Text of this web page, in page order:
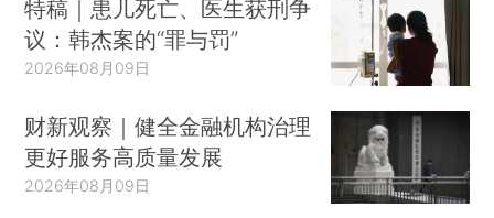
特稿｜患儿死亡、医生获刑争
议：韩杰案的“罪与罚”
2026年08月09日
财新观察｜健全金融机构治理
更好服务高质量发展
2026年08月09日